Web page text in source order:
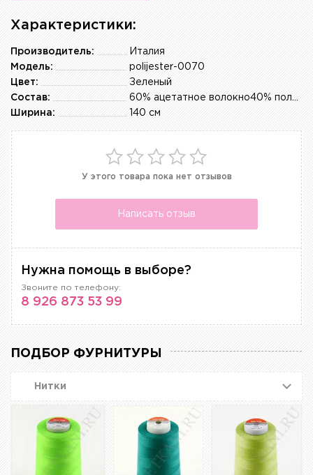
Характеристики:
Италия
Производитель:
polijester-0070
Модель:
Зеленый
Цвет:
60% ацетатное волокно40% полиамид
Состав:
140 см
Ширина:
У этого товара пока нет отзывов
Написать отзыв
Нужна помощь в выборе?
Звоните по телефону:
8 926 873 53 99
ПОДБОР ФУРНИТУРЫ
Нитки